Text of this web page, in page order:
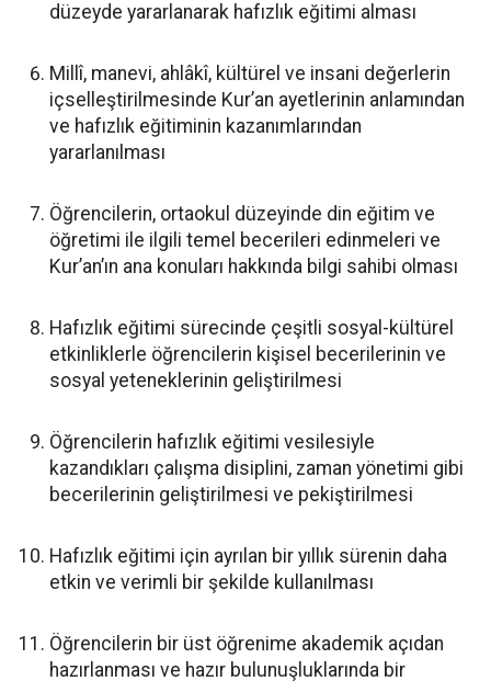
düzeyde yararlanarak hafızlık eğitimi alması
Millî, manevi, ahlâkî, kültürel ve insani değerlerin
içselleştirilmesinde Kur’an ayetlerinin anlamından
ve hafızlık eğitiminin kazanımlarından
yararlanılması
Öğrencilerin, ortaokul düzeyinde din eğitim ve
öğretimi ile ilgili temel becerileri edinmeleri ve
Kur’an’ın ana konuları hakkında bilgi sahibi olması
Hafızlık eğitimi sürecinde çeşitli sosyal-kültürel
etkinliklerle öğrencilerin kişisel becerilerinin ve
sosyal yeteneklerinin geliştirilmesi
Öğrencilerin hafızlık eğitimi vesilesiyle
kazandıkları çalışma disiplini, zaman yönetimi gibi
becerilerinin geliştirilmesi ve pekiştirilmesi
Hafızlık eğitimi için ayrılan bir yıllık sürenin daha
etkin ve verimli bir şekilde kullanılması
Öğrencilerin bir üst öğrenime akademik açıdan
hazırlanması ve hazır bulunuşluklarında bir